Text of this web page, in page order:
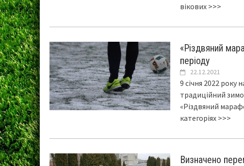
вікових >>>
«Різдвяний
періоду
22.12.2021
9 січня 2022 року
традиційний
«Різдвяний
категоріях >>>
Визначено